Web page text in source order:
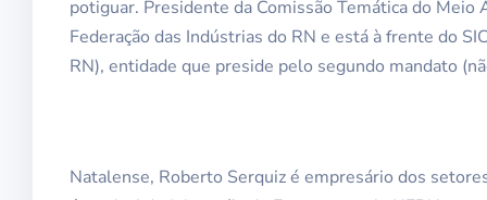
potiguar. Presidente da Comissão Temática do
Federação das Indústrias do RN e está à frente do
RN), entidade que preside pelo segundo mandato
Natalense, Roberto Serquiz é empresário dos